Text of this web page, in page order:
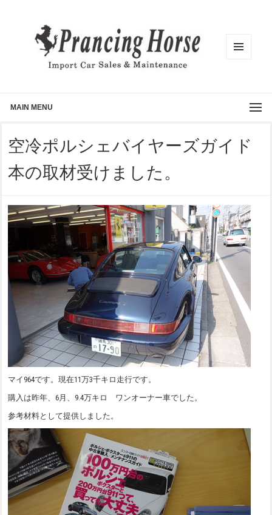
MAIN MENU
空冷ポルシェバイヤーズガイド
本の取材受けました。
マイ964です。現在11万3千キロ走行です。
購入は昨年、6月、9.4万キロ ワンオーナー車でした。
参考材料として提供しました。